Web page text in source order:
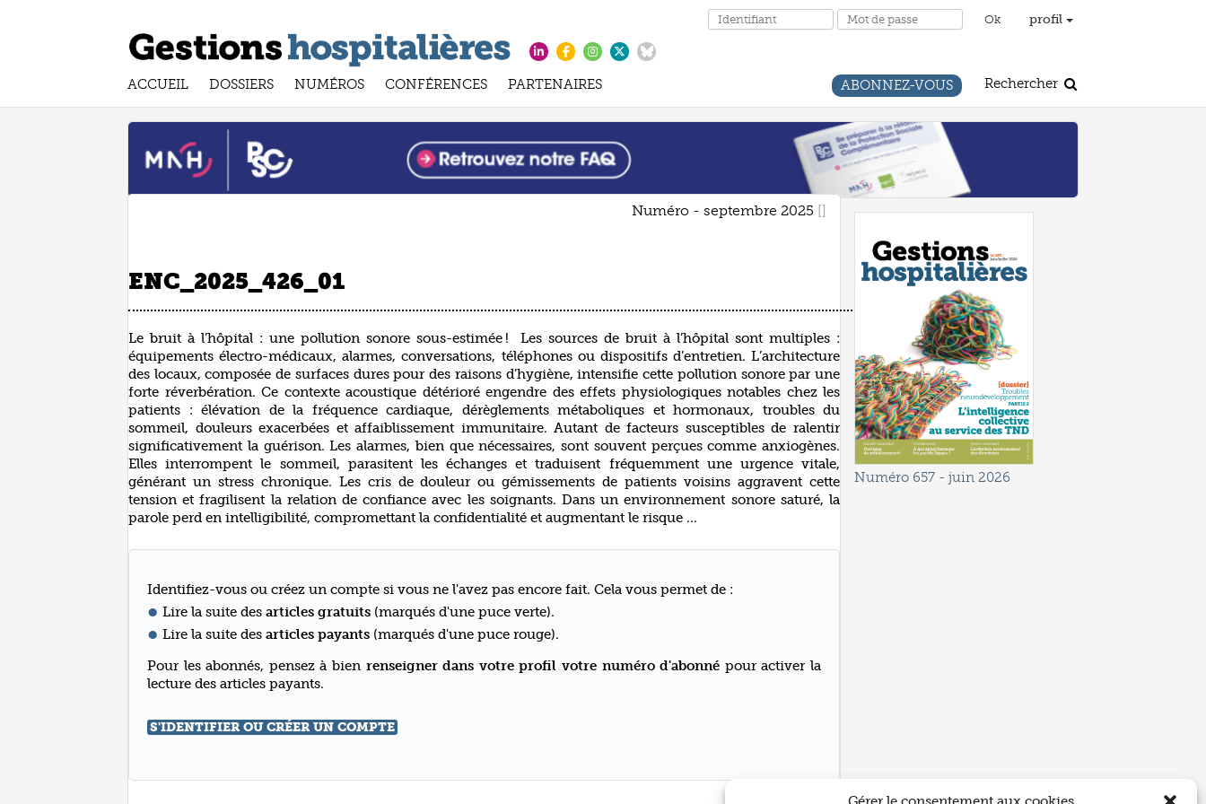
profil
ACCUEIL DOSSIERS NUMÉROS CONFÉRENCES PARTENAIRES ABONNEZ-VOUS Rechercher
Numéro - septembre 2025
ENC_2025_426_01
Le bruit à l’hôpital : une pollution sonore sous-estimée ! Les sources de bruit à l’hôpital sont multiples :
équipements électro-médicaux, alarmes, conversations, téléphones ou dispositifs d’entretien. L’architecture
des locaux, composée de surfaces dures pour des raisons d’hygiène, intensifie cette pollution sonore par une
forte réverbération. Ce contexte acoustique détérioré engendre des effets physiologiques notables chez les
patients : élévation de la fréquence cardiaque, dérèglements métaboliques et hormonaux, troubles du
sommeil, douleurs exacerbées et affaiblissement immunitaire. Autant de facteurs susceptibles de ralentir
significativement la guérison. Les alarmes, bien que nécessaires, sont souvent perçues comme anxiogènes.
Elles interrompent le sommeil, parasitent les échanges et traduisent fréquemment une urgence vitale,
générant un stress chronique. Les cris de douleur ou gémissements de patients voisins aggravent cette
tension et fragilisent la relation de confiance avec les soignants. Dans un environnement sonore saturé, la
parole perd en intelligibilité, compromettant la confidentialité et augmentant le risque ...
Identifiez-vous ou créez un compte si vous ne l'avez pas encore fait. Cela vous permet de :
Lire la suite des articles gratuits (marqués d'une puce verte).
Lire la suite des articles payants (marqués d'une puce rouge).
Pour les abonnés, pensez à bien renseigner dans votre profil votre numéro d'abonné pour activer la
lecture des articles payants.
S'IDENTIFIER OU CRÉER UN COMPTE
Numéro 657 - juin 2026